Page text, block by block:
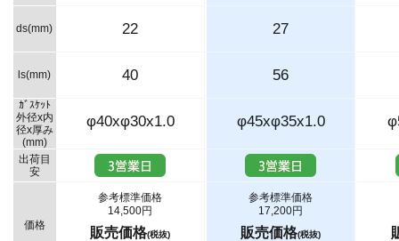
ds(mm)
ls(mm)
ｶﾞｽｹｯﾄ
外径x内
径x厚み
(mm)
出荷目
安
価格
22
40
φ40xφ30x1.0
参考標準価格
14,500円
販売価格(税抜)
27
56
φ45xφ35x1.0
参考標準価格
17,200円
販売価格(税抜)